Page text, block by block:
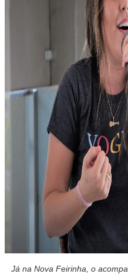
Já na Nova Feirinha, o